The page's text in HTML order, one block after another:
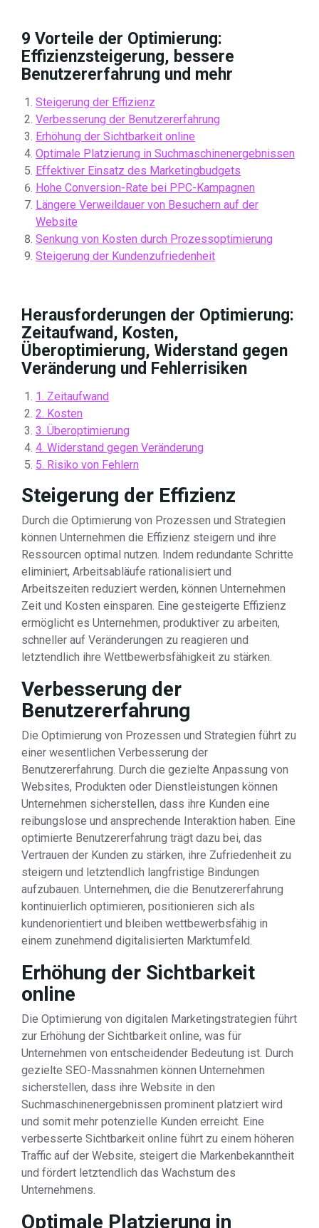
9 Vorteile der Optimierung:
Effizienzsteigerung, bessere
Benutzererfahrung und mehr
Steigerung der Effizienz
Verbesserung der Benutzererfahrung
Erhöhung der Sichtbarkeit online
Optimale Platzierung in Suchmaschinenergebnissen
Effektiver Einsatz des Marketingbudgets
Hohe Conversion-Rate bei PPC-Kampagnen
Längere Verweildauer von Besuchern auf der
Website
Senkung von Kosten durch Prozessoptimierung
Steigerung der Kundenzufriedenheit
Herausforderungen der Optimierung:
Zeitaufwand, Kosten,
Überoptimierung, Widerstand gegen
Veränderung und Fehlerrisiken
1. Zeitaufwand
2. Kosten
3. Überoptimierung
4. Widerstand gegen Veränderung
5. Risiko von Fehlern
Steigerung der Effizienz
Durch die Optimierung von Prozessen und Strategien
können Unternehmen die Effizienz steigern und ihre
Ressourcen optimal nutzen. Indem redundante Schritte
eliminiert, Arbeitsabläufe rationalisiert und
Arbeitszeiten reduziert werden, können Unternehmen
Zeit und Kosten einsparen. Eine gesteigerte Effizienz
ermöglicht es Unternehmen, produktiver zu arbeiten,
schneller auf Veränderungen zu reagieren und
letztendlich ihre Wettbewerbsfähigkeit zu stärken.
Verbesserung der
Benutzererfahrung
Die Optimierung von Prozessen und Strategien führt zu
einer wesentlichen Verbesserung der
Benutzererfahrung. Durch die gezielte Anpassung von
Websites, Produkten oder Dienstleistungen können
Unternehmen sicherstellen, dass ihre Kunden eine
reibungslose und ansprechende Interaktion haben. Eine
optimierte Benutzererfahrung trägt dazu bei, das
Vertrauen der Kunden zu stärken, ihre Zufriedenheit zu
steigern und letztendlich langfristige Bindungen
aufzubauen. Unternehmen, die die Benutzererfahrung
kontinuierlich optimieren, positionieren sich als
kundenorientiert und bleiben wettbewerbsfähig in
einem zunehmend digitalisierten Marktumfeld.
Erhöhung der Sichtbarkeit
online
Die Optimierung von digitalen Marketingstrategien führt
zur Erhöhung der Sichtbarkeit online, was für
Unternehmen von entscheidender Bedeutung ist. Durch
gezielte SEO-Massnahmen können Unternehmen
sicherstellen, dass ihre Website in den
Suchmaschinenergebnissen prominent platziert wird
und somit mehr potenzielle Kunden erreicht. Eine
verbesserte Sichtbarkeit online führt zu einem höheren
Traffic auf der Website, steigert die Markenbekanntheit
und fördert letztendlich das Wachstum des
Unternehmens.
Optimale Platzierung in